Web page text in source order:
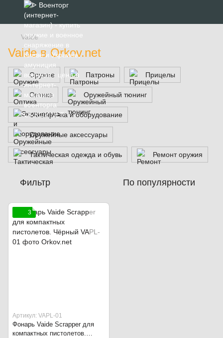
Vaide
Vaide в Orkov.net
Оружие Патроны Прицелы
Оптика Оружейный тюнинг
Экипировка и оборудование
Оружейные аксессуары
Тактическая одежда и обувь Ремонт оружия
Фильтр По популярности
3
Артикул: VAPL-01
Фонарь Vaide Scrapper для
компактных пистолетов.